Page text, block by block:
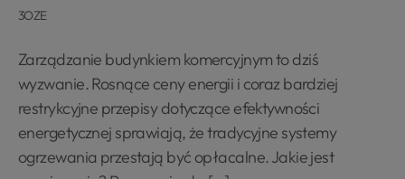
3OZE
Zarządzanie budynkiem komercyjnym to dziś
wyzwanie. Rosnące ceny energii i coraz bardziej
restrykcyjne przepisy dotyczące efektywności
energetycznej sprawiają, że tradycyjne systemy
ogrzewania przestają być opłacalne. Jakie jest